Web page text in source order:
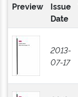
Preview
Issue
Date
2013-
07-17